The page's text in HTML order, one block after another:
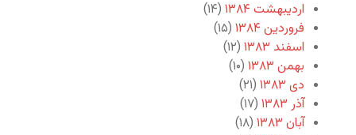
اردیبهشت ۱۳۸۴
(۱۴)
فروردین ۱۳۸۴
(۱۵)
اسفند ۱۳۸۳
(۱۲)
بهمن ۱۳۸۳
(۱۰)
دی ۱۳۸۳
(۲۱)
آذر ۱۳۸۳
(۱۷)
آبان ۱۳۸۳
(۱۸)